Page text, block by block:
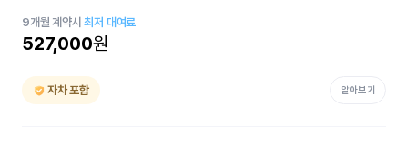
9개월 계약시최저 대여료
527,000원
자차 포함 알아보기